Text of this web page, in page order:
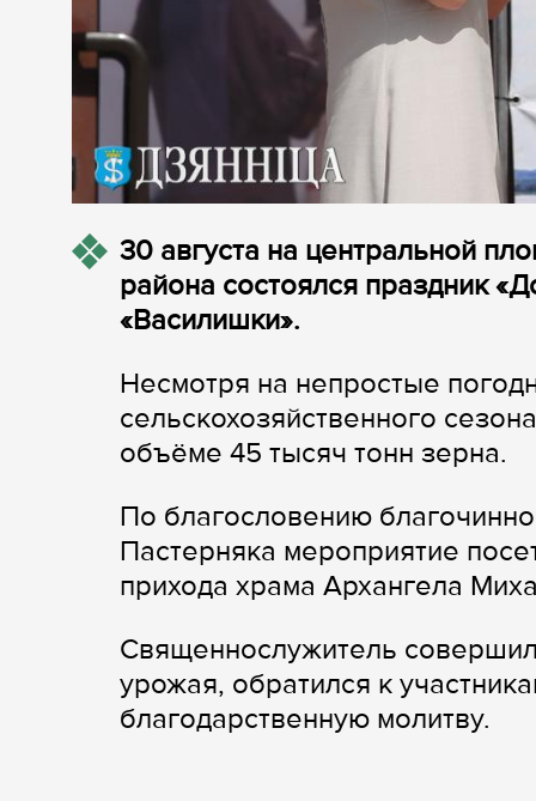
30 августа на центральной
района состоялся праздник
«Василишки».
Несмотря на непростые
сельскохозяйственного
объёме 45 тысяч тонн зерна.
По благословению
Пастерняка мероприятие
прихода храма Архангела
Священнослужитель
урожая, обратился к
благодарственную молитву.